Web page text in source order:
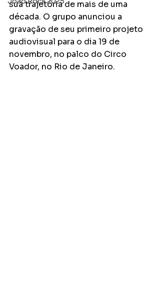
sua trajetória de mais de uma
década. O grupo anunciou a
gravação de seu primeiro projeto
audiovisual para o dia 19 de
novembro, no palco do Circo
Voador, no Rio de Janeiro.